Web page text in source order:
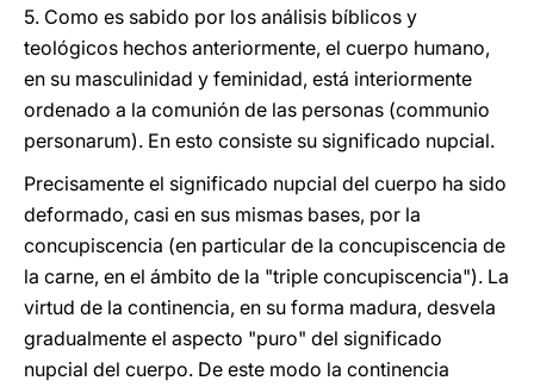
5. Como es sabido por los análisis bíblicos y
teológicos hechos anteriormente, el cuerpo humano,
en su masculinidad y feminidad, está interiormente
ordenado a la comunión de las personas (communio
personarum). En esto consiste su significado nupcial.
Precisamente el significado nupcial del cuerpo ha sido
deformado, casi en sus mismas bases, por la
concupiscencia (en particular de la concupiscencia de
la carne, en el ámbito de la "triple concupiscencia"). La
virtud de la continencia, en su forma madura, desvela
gradualmente el aspecto "puro" del significado
nupcial del cuerpo. De este modo la continencia